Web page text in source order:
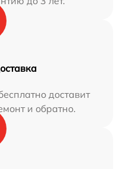
доставит
и обратно.